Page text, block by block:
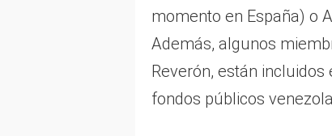
momento en España) o
Además, algunos
Reverón, están
fondos públicos